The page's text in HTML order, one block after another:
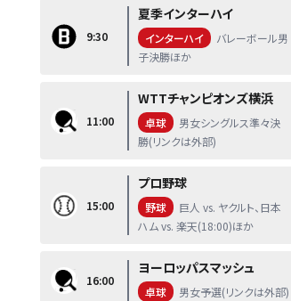
9:30
夏季インターハイ
インターハイ
バレーボール男
子決勝ほか
11:00
WTTチャンピオンズ横浜
卓球
男女シングルス準々決
勝(リンクは外部)
15:00
プロ野球
野球
巨人 vs. ヤクルト、日本
ハム vs. 楽天(18:00)ほか
16:00
ヨーロッパスマッシュ
卓球 男女予選(リンクは外部)